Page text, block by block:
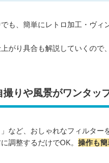
も、簡単にレトロ加工・ヴィ
がり具合も解説していくので
撮りや風景がワンタッ
」など、おしゃれなフィルタ
調整するだけでOK。操作も